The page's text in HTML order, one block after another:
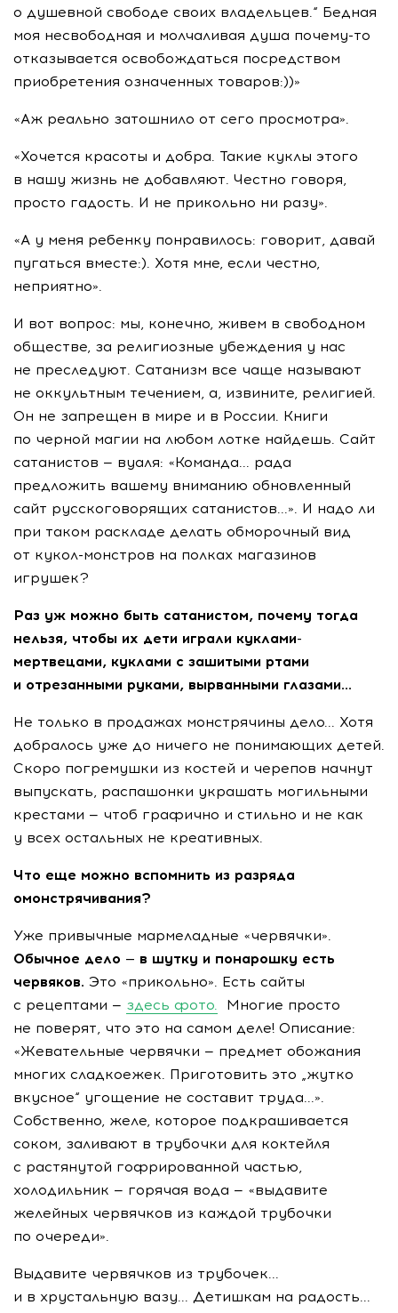
о душевной свободе своих владельцев.“ Бедная
моя несвободная и молчаливая душа почему-то
отказывается освобождаться посредством
приобретения означенных товаров:))»
«Аж реально затошнило от сего просмотра».
«Хочется красоты и добра. Такие куклы этого
в нашу жизнь не добавляют. Честно говоря,
просто гадость. И не прикольно ни разу».
«А у меня ребенку понравилось: говорит, давай
пугаться вместе:). Хотя мне, если честно,
неприятно».
И вот вопрос: мы, конечно, живем в свободном
обществе, за религиозные убеждения у нас
не преследуют. Сатанизм все чаще называют
не оккультным течением, а, извините, религией.
Он не запрещен в мире и в России. Книги
по черной магии на любом лотке найдешь. Сайт
сатанистов — вуаля: «Команда... рада
предложить вашему вниманию обновленный
сайт русскоговорящих сатанистов...». И надо ли
при таком раскладе делать обморочный вид
от кукол-монстров на полках магазинов
игрушек?
Раз уж можно быть сатанистом, почему тогда
нельзя, чтобы их дети играли куклами-
мертвецами, куклами с зашитыми ртами
и отрезанными руками, вырванными глазами...
Не только в продажах монстрячины дело... Хотя
добралось уже до ничего не понимающих детей.
Скоро погремушки из костей и черепов начнут
выпускать, распашонки украшать могильными
крестами — чтоб графично и стильно и не как
у всех остальных не креативных.
Что еще можно вспомнить из разряда
омонстрячивания?
Уже привычные мармеладные «червячки».
Обычное дело — в шутку и понарошку есть
червяков. Это «прикольно». Есть сайты
с рецептами — здесь фото. Многие просто
не поверят, что это на самом деле! Описание:
«Жевательные червячки — предмет обожания
многих сладкоежек. Приготовить это „жутко
вкусное“ угощение не составит труда...».
Собственно, желе, которое подкрашивается
соком, заливают в трубочки для коктейля
с растянутой гофрированной частью,
холодильник — горячая вода — «выдавите
желейных червячков из каждой трубочки
по очереди».
Выдавите червячков из трубочек...
и в хрустальную вазу... Детишкам на радость...